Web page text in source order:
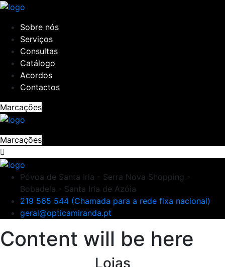
Sobre nós
Serviços
Consultas
Catálogo
Acordos
Contactos
Marcações
Marcações
Póvoa de Santa Iria - Serra Nova Shopping -
Bobadela - Santa Iria de Azóia
219 565 544 (Chamada para a rede fixa nacional)
geral@opticamiranda.pt
Content will be here
Lojas